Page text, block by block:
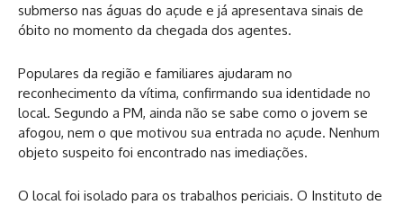
submerso nas águas do açude e já apresentava sinais de
óbito no momento da chegada dos agentes.
Populares da região e familiares ajudaram no
reconhecimento da vítima, confirmando sua identidade no
local. Segundo a PM, ainda não se sabe como o jovem se
afogou, nem o que motivou sua entrada no açude. Nenhum
objeto suspeito foi encontrado nas imediações.
O local foi isolado para os trabalhos periciais. O Instituto de